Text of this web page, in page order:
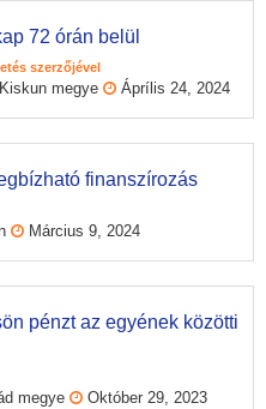
72 órán belül
szerzőjével
megye Áprílis 24, 2024
finanszírozás
Március 9, 2024
pénzt az egyének közötti
megye Október 29, 2023